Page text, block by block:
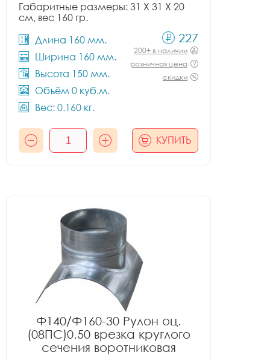
Габаритные размеры: 31 X 31 X 20
см, вес 160 гр.
Длина 160 мм.
Ширина 160 мм.
Высота 150 мм.
Объём 0 куб.м.
Вес: 0.160 кг.
227
200+ в наличии
розничная цена
скидки
КУПИТЬ
Ф140/Ф160-30 Рулон оц.
(08ПС)0.50 врезка круглого
сечения воротниковая